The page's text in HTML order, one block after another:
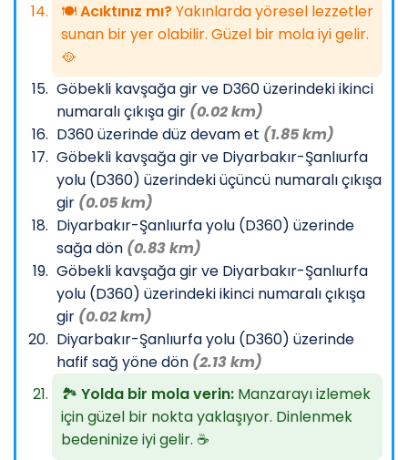
🍽️Acıktınız mı?Yakınlarda yöresel lezzetler
sunan bir yer olabilir. Güzel bir mola iyi gelir.
🥘
Göbekli kavşağa gir ve D360 üzerindeki ikinci
numaralı çıkışa gir (0.02 km)
D360 üzerinde düz devam et (1.85 km)
Göbekli kavşağa gir ve Diyarbakır-Şanlıurfa
yolu (D360) üzerindeki üçüncü numaralı çıkışa
gir (0.05 km)
Diyarbakır-Şanlıurfa yolu (D360) üzerinde
sağa dön (0.83 km)
Göbekli kavşağa gir ve Diyarbakır-Şanlıurfa
yolu (D360) üzerindeki ikinci numaralı çıkışa
gir (0.02 km)
Diyarbakır-Şanlıurfa yolu (D360) üzerinde
hafif sağ yöne dön (2.13 km)
🏞️ Yolda bir mola verin:Manzarayı izlemek
için güzel bir nokta yaklaşıyor. Dinlenmek
bedeninize iyi gelir. ☕